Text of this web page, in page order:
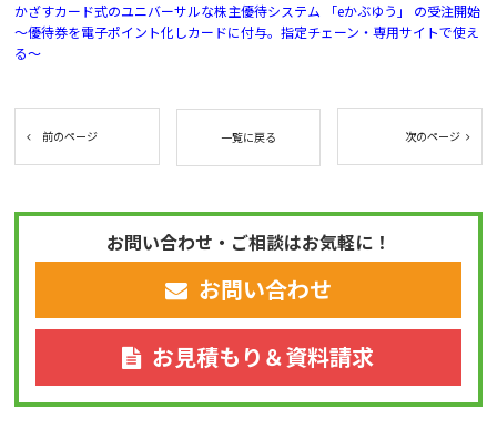
かざすカード式のユニバーサルな株主優待システム 「eかぶゆう」 の受注開始
〜優待券を電子ポイント化しカードに付与。指定チェーン・専用サイトで使え
る〜
前のページ 次のページ
一覧に戻る
お問い合わせ・ご相談はお気軽に！
お問い合わせ
お見積もり＆資料請求